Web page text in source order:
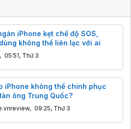
iPhone kẹt chế độ SOS,
không thể liên lạc với ai
, 05:51, Thứ 3
iPhone không thể chinh phục
ông Trung Quốc?
, 09:25, Thứ 3